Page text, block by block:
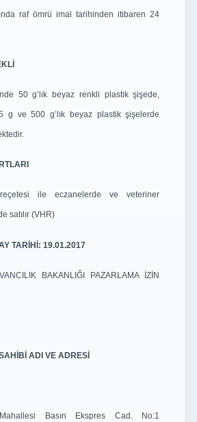
raf ömrüimal tarihinden itibaren 24
50 g’lık beyaz renkli plastik şişede,
g ve 500 g’lık beyaz plastik şişelerde
ile eczanelerde ve veteriner
satılır (VHR)
TARİHİ: 19.01.2017
BAKANLIĞI PAZARLAMA İZİN
ADI VE ADRESİ
Basın Ekspres Cad. No:1